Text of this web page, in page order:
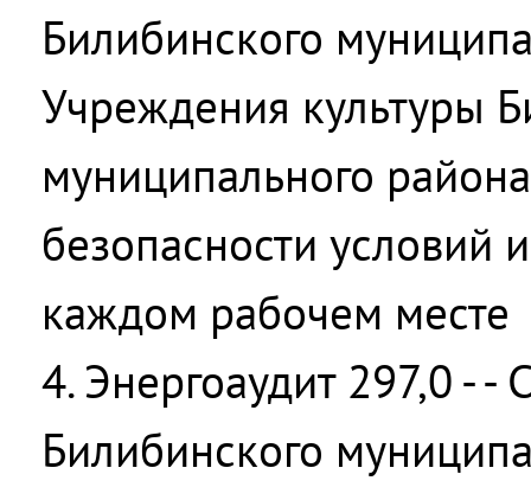
Билибинского
Учреждения культуры
муниципального
безопасности условий
каждом рабочем месте
4. Энергоаудит 297,0 - -
Билибинского